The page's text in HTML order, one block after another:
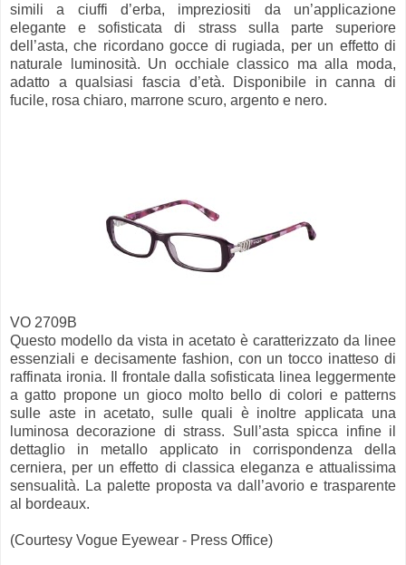
simili a ciuffi d’erba, impreziositi da un’applicazione
elegante e sofisticata di strass sulla parte superiore
dell’asta, che ricordano gocce di rugiada, per un effetto di
naturale luminosità. Un occhiale classico ma alla moda,
adatto a qualsiasi fascia d’età. Disponibile in canna di
fucile, rosa chiaro, marrone scuro, argento e nero.
VO 2709B
Questo modello da vista in acetato è caratterizzato da linee
essenziali e decisamente fashion, con un tocco inatteso di
raffinata ironia. Il frontale dalla sofisticata linea leggermente
a gatto propone un gioco molto bello di colori e patterns
sulle aste in acetato, sulle quali è inoltre applicata una
luminosa decorazione di strass. Sull’asta spicca infine il
dettaglio in metallo applicato in corrispondenza della
cerniera, per un effetto di classica eleganza e attualissima
sensualità. La palette proposta va dall’avorio e trasparente
al bordeaux.
(Courtesy Vogue Eyewear - Press Office)